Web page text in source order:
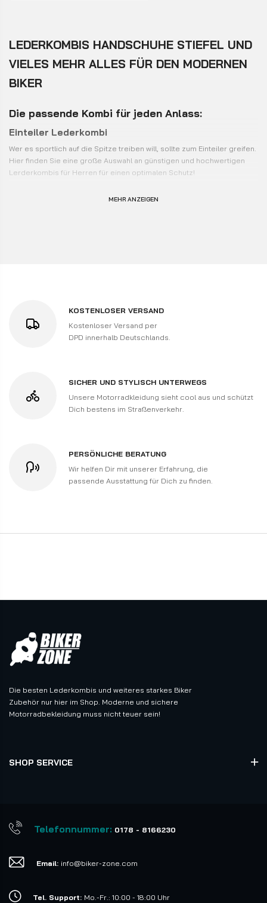
LEDERKOMBIS HANDSCHUHE STIEFEL UND
VIELES MEHR ALLES FÜR DEN MODERNEN
BIKER
Die passende Kombi für jeden Anlass:
Einteiler Lederkombi
Wer es sportlich auf die Spitze treiben will, sollte zum Einteiler greifen.
Hier finden Sie eine große Auswahl an günstigen und hochwertigen
Lerderkombis für Herren für einen optimalen Schutz!
Eine Kurzgröße entspricht der jeweiligen Konfektionsgröße. Das heißt,
dass die Kleidungsstücke in der Weite genauso geschnitten sind, wie
MEHR ANZEIGEN
KOSTENLOSER VERSAND
Kostenloser Versand per
DPD innerhalb Deutschlands.
SICHER UND STYLISCH UNTERWEGS
Unsere Motorradkleidung sieht cool aus und schützt
Dich bestens im Straßenverkehr.
PERSÖNLICHE BERATUNG
Wir helfen Dir mit unserer Erfahrung, die
passende Ausstattung für Dich zu finden.
Die besten Lederkombis und weiteres starkes Biker
Zubehör nur hier im Shop. Moderne und sichere
Motorradbekleidung muss nicht teuer sein!
SHOP SERVICE
Telefonnummer: 0178 - 8166230
Email: info@biker-zone.com
Tel. Support: Mo.-Fr.: 10:00 - 18:00 Uhr